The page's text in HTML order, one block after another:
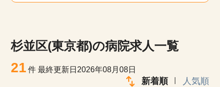
見学会・イベント情報
杉並区(東京都)の病院求人一覧
21 件最終更新日2026年08月08日
新着順 人気順
甲信越・北陸 中国・四国